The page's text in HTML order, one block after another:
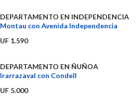
DEPARTAMENTO EN INDEPENDENCIA
Montau con Avenida Independencia
UF 1.590
DEPARTAMENTO EN ÑUÑOA
Irarrazaval con Condell
UF 5.000